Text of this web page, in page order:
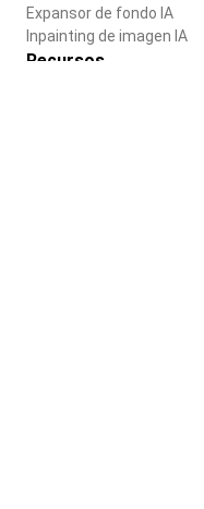
Expansor de fondo IA
Inpainting de imagen IA
Recursos